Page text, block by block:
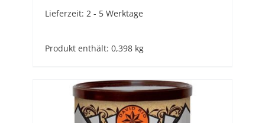
Lieferzeit: 2 - 5 Werktage
Produkt enthält: 0,398 kg